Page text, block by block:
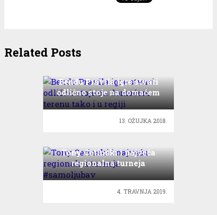
Related Posts
Bendu Pravila igre stvari
odlično stoje na domaćem
terenu tako i u regiji
13. OŽUJKA 2018.
Tony Cetinski i najveća
regionalna turneja
#samoljubav
4. TRAVNJA 2019.